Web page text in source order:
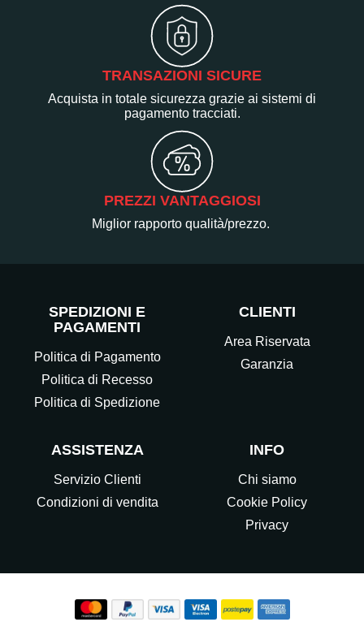
TRANSAZIONI SICURE
Acquista in totale sicurezza grazie ai sistemi di
pagamento tracciati.
PREZZI VANTAGGIOSI
Miglior rapporto qualità/prezzo.
SPEDIZIONI E
PAGAMENTI
Politica di Pagamento
Politica di Recesso
Politica di Spedizione
CLIENTI
Area Riservata
Garanzia
ASSISTENZA
Servizio Clienti
Condizioni di vendita
INFO
Chi siamo
Cookie Policy
Privacy